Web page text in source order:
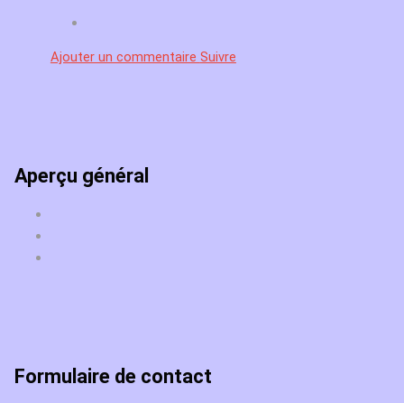
Ajouter un commentaire Suivre
Aperçu général
Formulaire de contact